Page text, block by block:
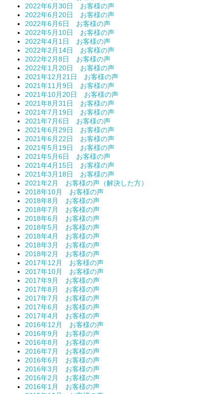
2022年6月30日 お客様の声
2022年6月20日 お客様の声
2022年6月6日 お客様の声
2022年5月10日 お客様の声
2022年4月1日 お客様の声
2022年2月14日 お客様の声
2022年2月8日 お客様の声
2022年1月20日 お客様の声
2021年12月21日 お客様の声
2021年11月9日 お客様の声
2021年10月20日 お客様の声
2021年8月31日 お客様の声
2021年7月19日 お客様の声
2021年7月6日 お客様の声
2021年6月29日 お客様の声
2021年6月22日 お客様の声
2021年5月19日 お客様の声
2021年5月6日 お客様の声
2021年4月15日 お客様の声
2021年3月18日 お客様の声
2021年2月 お客様の声（解決した方）
2018年10月 お客様の声
2018年8月 お客様の声
2018年7月 お客様の声
2018年6月 お客様の声
2018年5月 お客様の声
2018年4月 お客様の声
2018年3月 お客様の声
2018年2月 お客様の声
2017年12月 お客様の声
2017年10月 お客様の声
2017年9月 お客様の声
2017年8月 お客様の声
2017年7月 お客様の声
2017年6月 お客様の声
2017年4月 お客様の声
2016年12月 お客様の声
2016年9月 お客様の声
2016年8月 お客様の声
2016年7月 お客様の声
2016年6月 お客様の声
2016年3月 お客様の声
2016年2月 お客様の声
2016年1月 お客様の声